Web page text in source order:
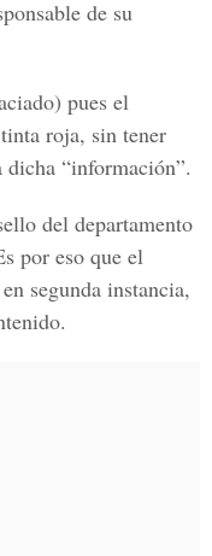
de su
pues el
roja, sin tener
“información”.
del departamento
por eso que el
segunda instancia,